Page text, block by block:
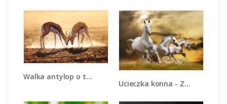
Walka antylop o terytorium - Z292
Ucieczka konna - Z179